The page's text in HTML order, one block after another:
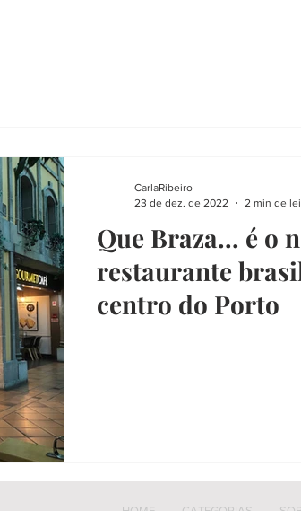
Que Braza... é o
restaurante
centro do Porto
CarlaRibeiro
23 de dez. de 2022
2 min de